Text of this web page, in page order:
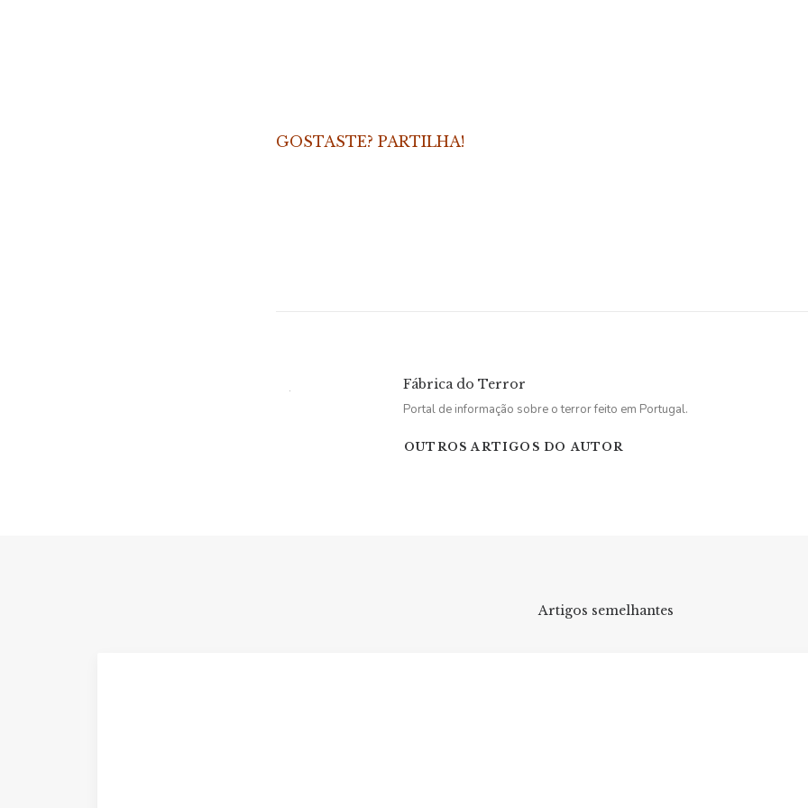
GOSTASTE? PARTILHA!
Fábrica do Terror
Portal de informação sobre o terror feito em Portugal.
OUTROS ARTIGOS DO AUTOR
Artigos semelhantes